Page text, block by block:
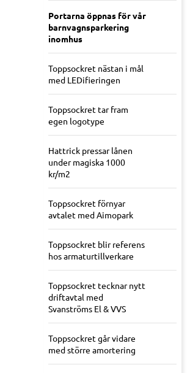
Portarna öppnas för vår
barnvagnsparkering
inomhus
Toppsockret nästan i mål
med LEDifieringen
Toppsockret tar fram
egen logotype
Hattrick pressar lånen
under magiska 1000
kr/m2
Toppsockret förnyar
avtalet med Aimopark
Toppsockret blir referens
hos armaturtillverkare
Toppsockret tecknar nytt
driftavtal med
Svanströms El & VVS
Toppsockret går vidare
med större amortering